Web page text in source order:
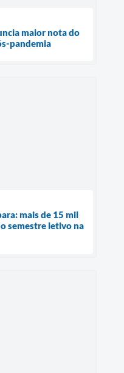
maior nota do
pandemia
mais de 15 mil
semestre letivo na